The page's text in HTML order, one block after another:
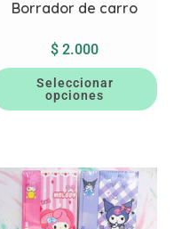
Borrador de carro
$ 2.000
Seleccionar
opciones